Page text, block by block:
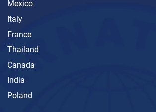
Mexico
Italy
France
Thailand
Canada
India
Poland